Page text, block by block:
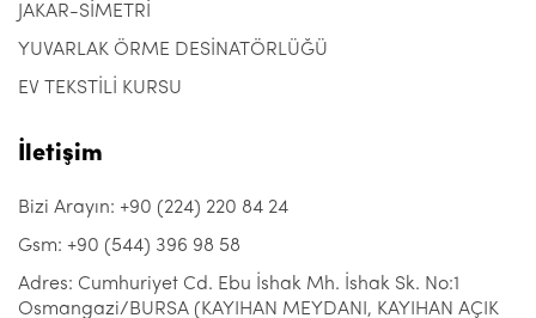
JAKAR-SİMETRİ
YUVARLAK ÖRME DESİNATÖRLÜĞÜ
EV TEKSTİLİ KURSU
İletişim
Bizi Arayın: +90 (224) 220 84 24
Gsm: +90 (544) 396 98 58
Adres: Cumhuriyet Cd. Ebu İshak Mh. İshak Sk. No:1
Osmangazi/BURSA (KAYIHAN MEYDANI, KAYIHAN AÇIK